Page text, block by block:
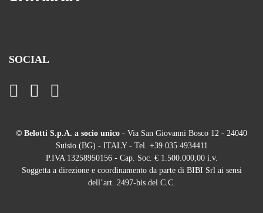
SOCIAL
© Belotti S.p.A. a socio unico - Via San Giovanni Bosco 12 - 24040
Suisio (BG) - ITALY - Tel. +39 035 4934411
P.IVA 13258950156 - Cap. Soc. € 1.500.000,00 i.v.
Soggetta a direzione e coordinamento da parte di BIBI Srl ai sensi
dell’art. 2497-bis del C.C.